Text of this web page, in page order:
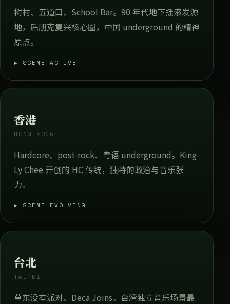
树村、五道口、School Bar。90 年代地下摇滚发源
地，后朋克复兴核心圈，中国 underground 的精神
原点。
▶ SCENE ACTIVE
香港
HONG KONG
Hardcore、post-rock、粤语 underground。King
Ly Chee 开创的 HC 传统，独特的政治与音乐张
力。
▶ SCENE EVOLVING
台北
TAIPEI
草东没有派对、Deca Joins。台湾独立音乐场景最